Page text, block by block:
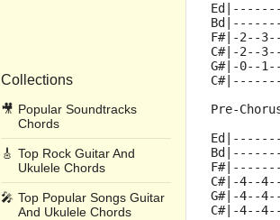
Collections
🎥 Popular Soundtracks
Chords
🎸 Top Rock Guitar And
Ukulele Chords
🎤 Top Popular Songs Guitar
And Ukulele Chords
F#|-2--
C#|-2--
G#|-0--
Pre-
C#|-4--
G#|-4--
C#|-4--